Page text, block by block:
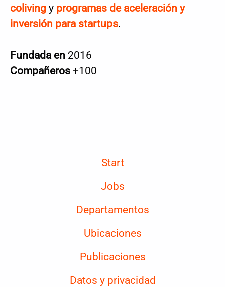
coliving y programas de aceleración y
inversión para startups.
Fundada en 2016
Compañeros +100
Start
Jobs
Departamentos
Ubicaciones
Publicaciones
Datos y privacidad